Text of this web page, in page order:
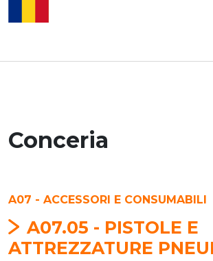
Conceria
A07 - ACCESSORI E CONSUMABILI
A07.05 - PISTOLE E
ATTREZZATURE